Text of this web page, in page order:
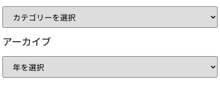
アーカイブ